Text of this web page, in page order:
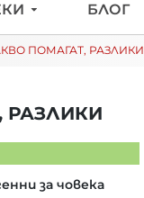
БЛОГ
ПОМАГАТ, РАЗЛИКИ
РАЗЛИКИ
за човека